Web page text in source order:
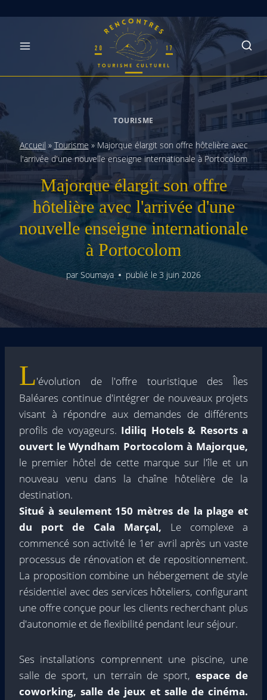
TOURISME
Accueil » Tourisme » Majorque élargit son offre hôtelière avec
l'arrivée d'une nouvelle enseigne internationale à Portocolom
Majorque élargit son offre
hôtelière avec l'arrivée d'une
nouvelle enseigne internationale
à Portocolom
par Soumaya publié le 3 juin 2026
L'évolution de l'offre touristique des Îles
Baléares continue d'intégrer de nouveaux projets
visant à répondre aux demandes de différents
profils de voyageurs. Idiliq Hotels & Resorts a
ouvert le Wyndham Portocolom à Majorque,
le premier hôtel de cette marque sur l'île et un
nouveau venu dans la chaîne hôtelière de la
destination.
Situé à seulement 150 mètres de la plage et
du port de Cala Marçal, Le complexe a
commencé son activité le 1er avril après un vaste
processus de rénovation et de repositionnement.
La proposition combine un hébergement de style
résidentiel avec des services hôteliers, configurant
une offre conçue pour les clients recherchant plus
d'autonomie et de flexibilité pendant leur séjour.
Ses installations comprennent une piscine, une
salle de sport, un terrain de sport,espace de
coworking, salle de jeux et salle de cinéma.